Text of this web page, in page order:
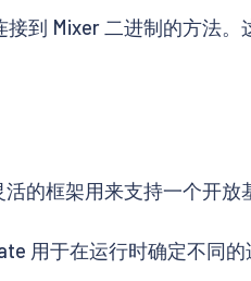
到 Mixer 二进制的方法。
的框架用来支持一个开放
用于在运行时确定不同